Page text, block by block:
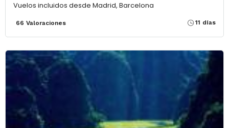
Vuelos incluidos desde Madrid, Barcelona
66 Valoraciones 11 días